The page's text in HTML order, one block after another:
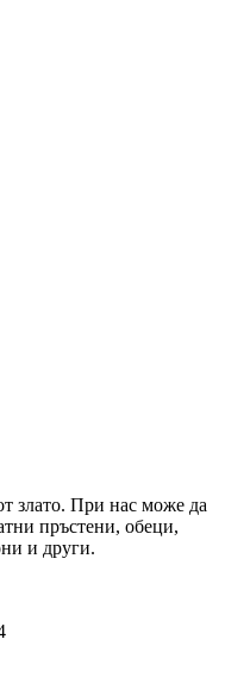
злато. При нас може да
пръстени, обеци,
и други.